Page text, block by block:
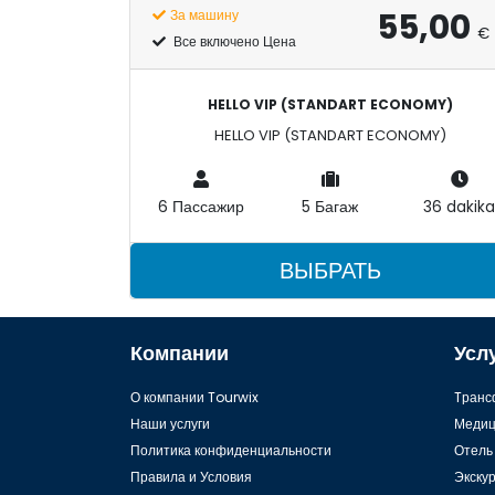
За машину
Все включено Цена
55,00 €
HELLO VIP (STANDART ECONOMY)
HELLO VIP (STANDART ECONOMY)
6 Пассажир 5 Багаж 36 dakika
ВЫБРАТЬ
Компании
О компании Tourwix
Наши услуги
Политика конфиденциальности
Правила и Условия
Отель